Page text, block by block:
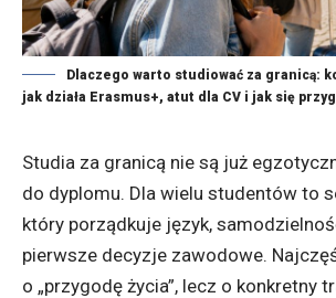
Dlaczego warto studiować za granicą:
jak działa Erasmus+, atut dla CV i jak się
Studia za granicą nie są już
do dyplomu. Dla wielu studentów to
który porządkuje język,
pierwsze decyzje zawodowe.
o „przygodę życia”, lecz o konkretny